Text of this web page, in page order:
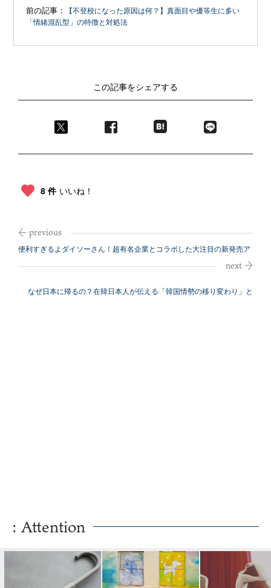
前の記事：
【不登校になった原因は何？】真面目や優等生に多い
「情緒混乱型」の特徴と対処法
この記事をシェアする
8 件 いいね！
便利すぎるよダイソーさん！超有名企業とコラボした大注目の新発売ア
なぜ日本に帰るの？在韓日本人が伝える「韓国情勢の移り変わり」と
: Attention